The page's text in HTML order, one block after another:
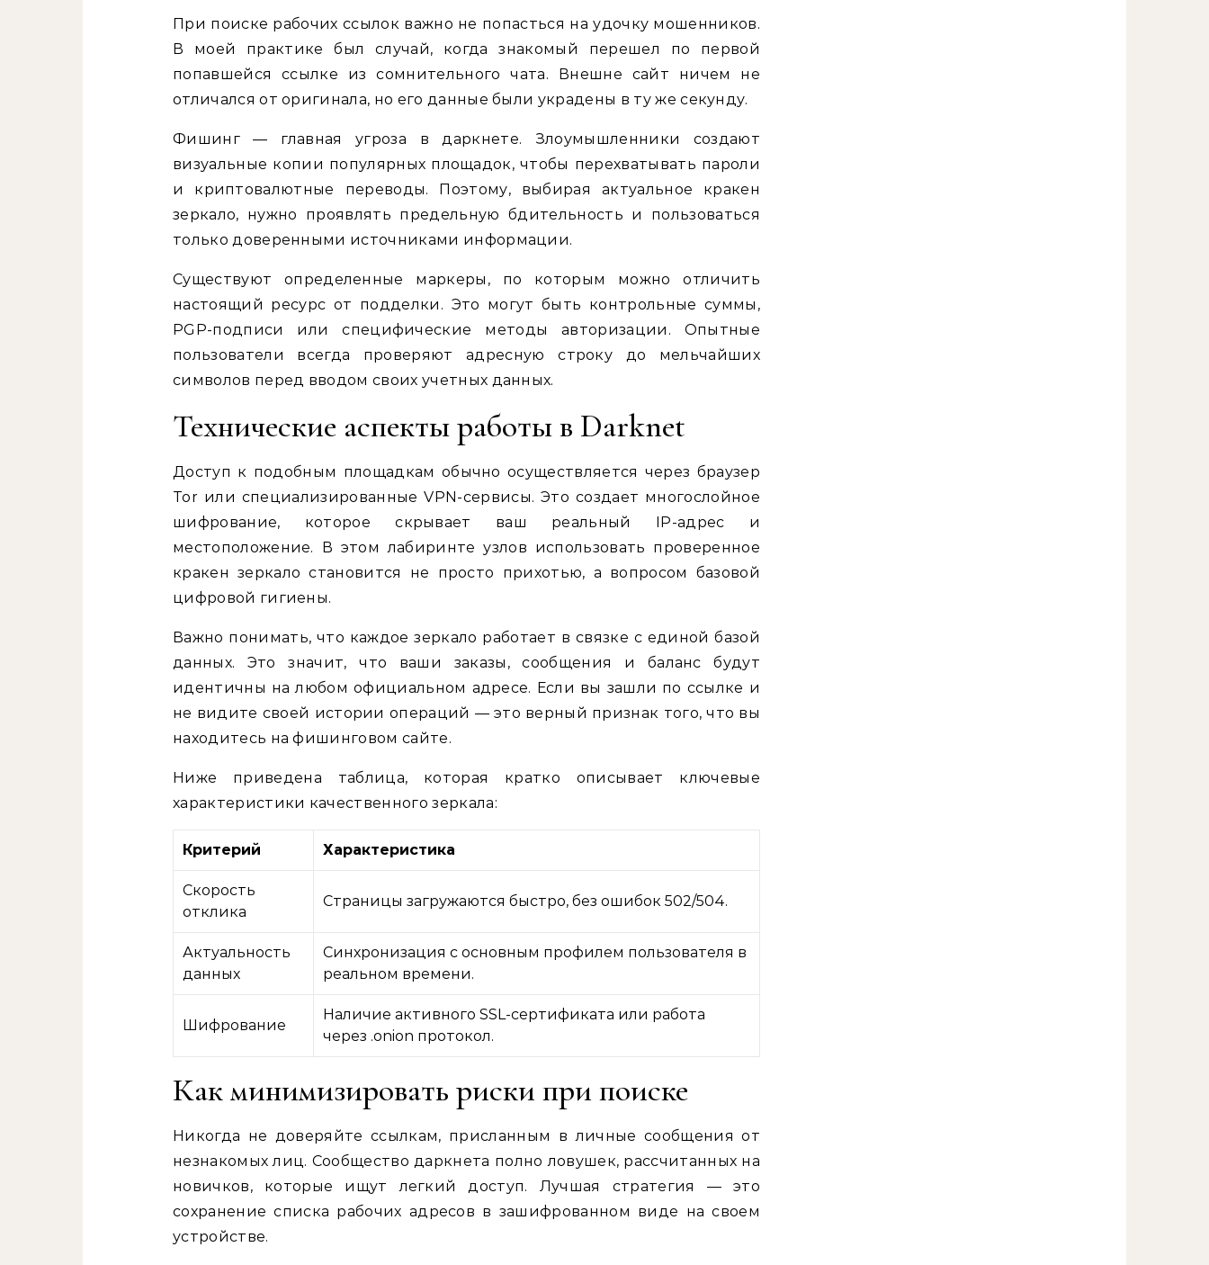
При поиске рабочих ссылок важно не попасться на удочку мошенников.
В моей практике был случай, когда знакомый перешел по первой
попавшейся ссылке из сомнительного чата. Внешне сайт ничем не
отличался от оригинала, но его данные были украдены в ту же секунду.
Фишинг — главная угроза в даркнете. Злоумышленники создают
визуальные копии популярных площадок, чтобы перехватывать пароли
и криптовалютные переводы. Поэтому, выбирая актуальное кракен
зеркало, нужно проявлять предельную бдительность и пользоваться
только доверенными источниками информации.
Существуют определенные маркеры, по которым можно отличить
настоящий ресурс от подделки. Это могут быть контрольные суммы,
PGP-подписи или специфические методы авторизации. Опытные
пользователи всегда проверяют адресную строку до мельчайших
символов перед вводом своих учетных данных.
Технические аспекты работы в Darknet
Доступ к подобным площадкам обычно осуществляется через браузер
Tor или специализированные VPN-сервисы. Это создает многослойное
шифрование, которое скрывает ваш реальный IP-адрес и
местоположение. В этом лабиринте узлов использовать проверенное
кракен зеркало становится не просто прихотью, а вопросом базовой
цифровой гигиены.
Важно понимать, что каждое зеркало работает в связке с единой базой
данных. Это значит, что ваши заказы, сообщения и баланс будут
идентичны на любом официальном адресе. Если вы зашли по ссылке и
не видите своей истории операций — это верный признак того, что вы
находитесь на фишинговом сайте.
Ниже приведена таблица, которая кратко описывает ключевые
характеристики качественного зеркала:
Критерий Характеристика
Скорость
отклика
Страницы загружаются быстро, без ошибок 502/504.
Актуальность
данных
Синхронизация с основным профилем пользователя в
реальном времени.
Шифрование
Наличие активного SSL-сертификата или работа
через .onion протокол.
Как минимизировать риски при поиске
Никогда не доверяйте ссылкам, присланным в личные сообщения от
незнакомых лиц. Сообщество даркнета полно ловушек, рассчитанных на
новичков, которые ищут легкий доступ. Лучшая стратегия — это
сохранение списка рабочих адресов в зашифрованном виде на своем
устройстве.